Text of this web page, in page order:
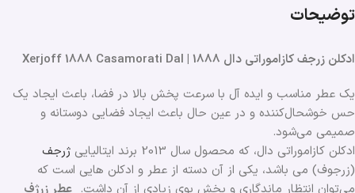
توضیحات
ادکلن زرجف کازاموراتی دال 1888 | Xerjoff 1888 Casamorati Dal
یک عطر مناسب و ایده آل با سرعت پخش بالا در فضا، باعث ایجاد یک
حس خوشحال‌کننده و در عین حال باعث ایجاد فضایی دوستانه و
صمیمی می‌شود.
ادکلن کازاموراتی دال، که محصول سال 2013 برند ایتالیایی
ژرجف
(زرجوف) می باشد، یکی از آن دسته از عطر و ادکلن هایی است که
می‌توان انتظار ماندگاری و پخش بوی زیادی از آن داشت. عطر زرژف